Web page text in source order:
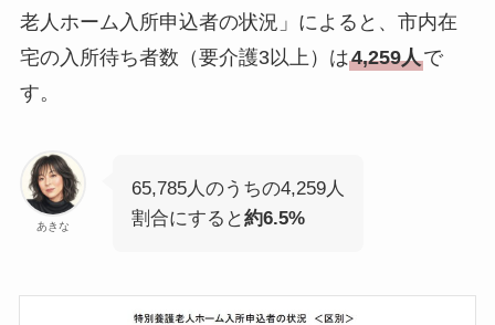
老人ホーム入所申込者の状況」によると、市内在
宅の入所待ち者数（要介護3以上）は4,259人で
す。
あきな
65,785人のうちの4,259人
割合にすると約6.5%